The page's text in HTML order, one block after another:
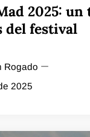
2025: un
del festival
Rogado
2025